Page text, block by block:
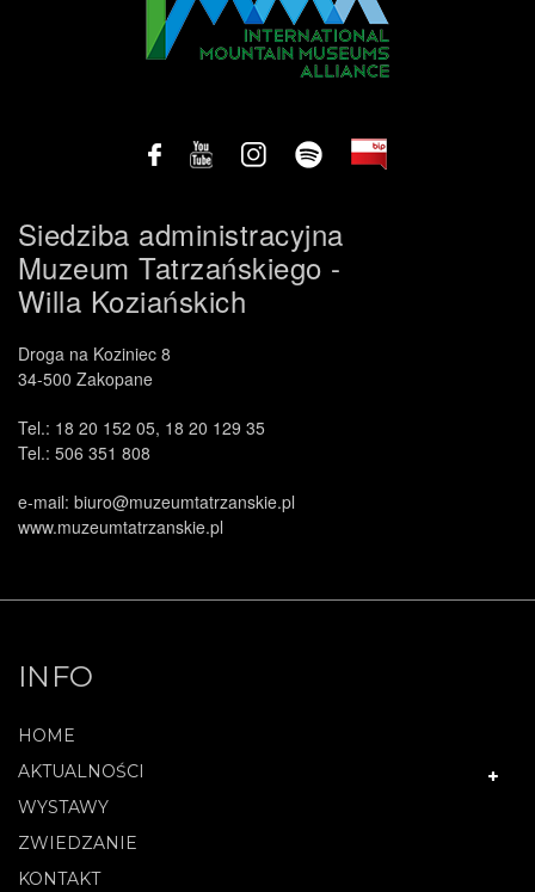
Siedziba administracyjna
Muzeum Tatrzańskiego -
Willa Koziańskich
Droga na Koziniec 8
34-500 Zakopane
Tel.: 18 20 152 05, 18 20 129 35
Tel.: 506 351 808
e-mail: biuro@muzeumtatrzanskie.pl
www.muzeumtatrzanskie.pl
INFO
HOME
AKTUALNOŚCI
WYSTAWY
ZWIEDZANIE
KONTAKT
.